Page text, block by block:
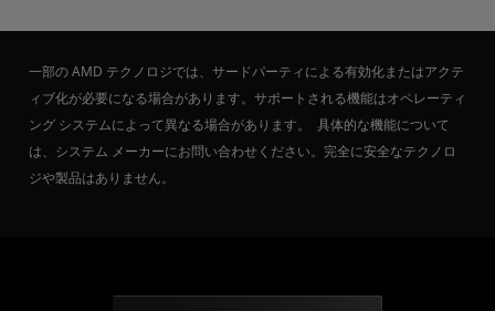
一部の AMD テクノロジでは、サードパーティによる有効化またはアクテ
ィブ化が必要になる場合があります。サポートされる機能はオペレーティ
ング システムによって異なる場合があります。 具体的な機能について
は、システム メーカーにお問い合わせください。完全に安全なテクノロ
ジや製品はありません。